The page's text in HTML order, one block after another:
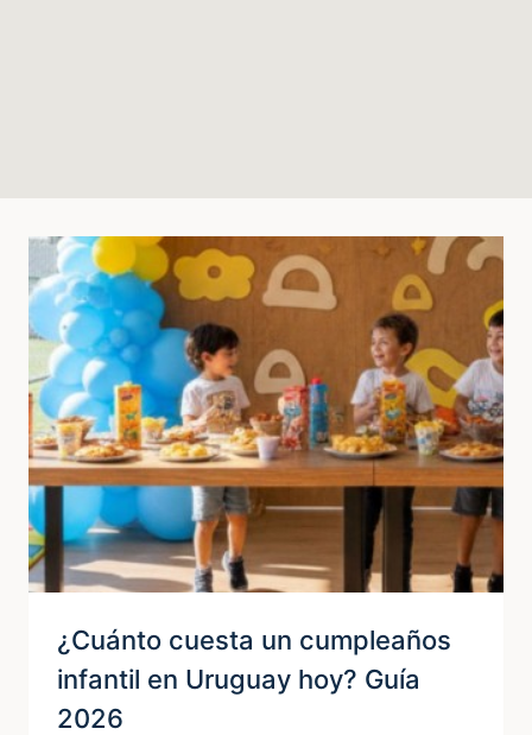
¿Cuánto cuesta un cumpleaños
infantil en Uruguay hoy? Guía
2026